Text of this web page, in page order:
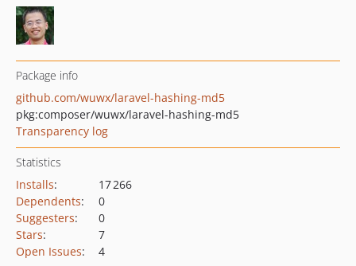
Package info
github.com/wuwx/laravel-hashing-md5
pkg:composer/wuwx/laravel-hashing-md5
Transparency log
Statistics
Installs:
17 266
Dependents:
0
Suggesters:
0
Stars:
7
Open Issues: 4